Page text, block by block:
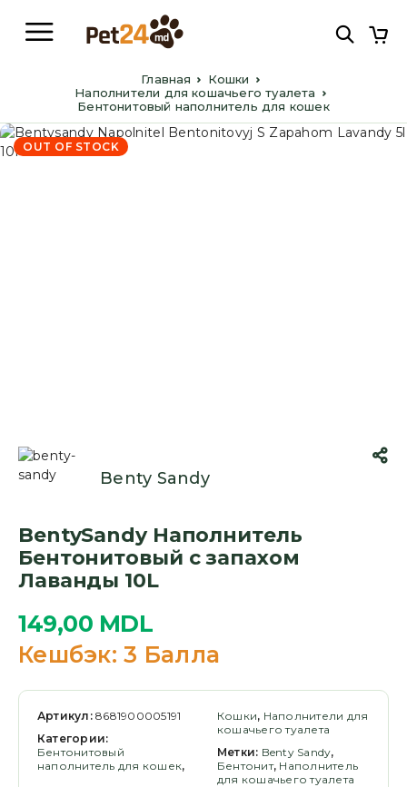
Главная
Кошки
Наполнители для кошачьего туалета
Бентонитовый наполнитель для кошек
OUT OF STOCK
Benty Sandy
BentySandy Наполнитель
Бентонитовый с запахом
Лаванды 10L
149,00 MDL
Кешбэк: 3 Балла
Артикул:8681900005191
Категории:
Бентонитовый
наполнитель для кошек,
Кошки, Наполнители для
кошачьего туалета
Метки: Benty Sandy,
Бентонит, Наполнитель
для кошачьего туалета